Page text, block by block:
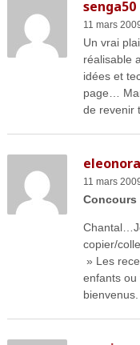
senga50
11 mars
Un vrai
réalisable
idées et
page…
de revenir
eleonora
11 mars
copier/
» Les
enfants ou